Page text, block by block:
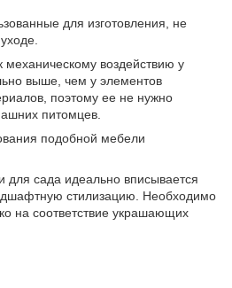
для изготовления, не
механическому воздействию у
выше, чем у элементов
поэтому ее не нужно
питомцев.
подобной мебели
для сада идеально вписывается
стилизацию. Необходимо
на соответствие украшающих